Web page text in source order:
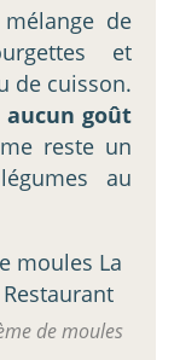
de
et
de cuisson.
aucun goût
reste un
au
de moules